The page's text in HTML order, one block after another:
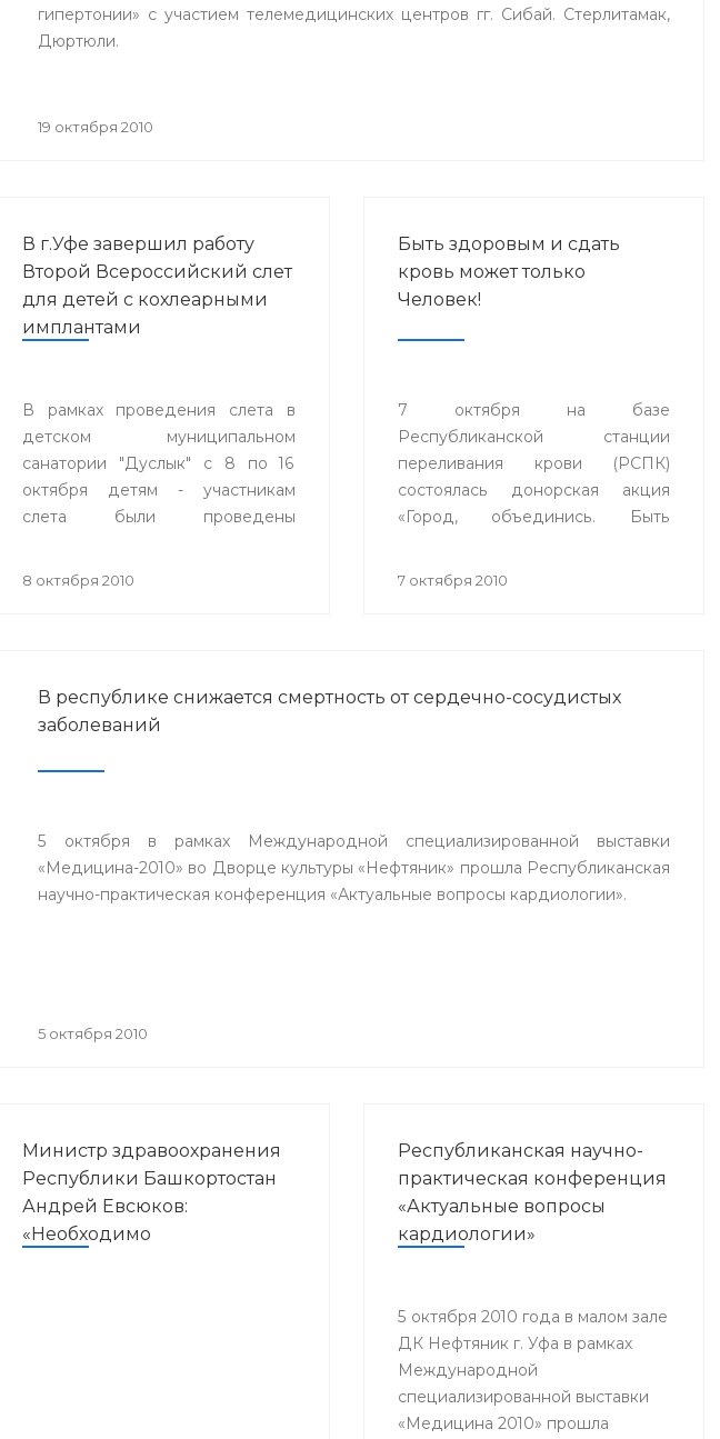
гипертонии» с участием телемедицинских центров гг. Сибай. Стерлитамак,
Дюртюли.
19 октября 2010
В г.Уфе завершил работу
Второй Всероссийский слет
для детей с кохлеарными
имплантами
В рамках проведения слета в
детском муниципальном
санатории "Дуслык" с 8 по 16
октября детям - участникам
слета были проведены
настройки кохлеарных имплантов
оториноларингологии г.Москвы и
Адвенсет Бионикс Европа.
8 октября 2010
Быть здоровым и сдать
кровь может только
Человек!
7 октября на базе
Республиканской станции
переливания крови (РСПК)
состоялась донорская акция
«Город, объединись. Быть
только Человек!».
7 октября 2010
В республике снижается смертность от сердечно-сосудистых
заболеваний
5 октября в рамках Международной специализированной выставки
«Медицина-2010» во Дворце культуры «Нефтяник» прошла Республиканская
научно-практическая конференция «Актуальные вопросы кардиологии».
5 октября 2010
Министр здравоохранения
Республики Башкортостан
Андрей Евсюков:
«Необходимо
Республиканская научно-
практическая конференция
«Актуальные вопросы
кардиологии»
5 октября 2010 года в малом зале
ДК Нефтяник г. Уфа в рамках
Международной
специализированной выставки
«Медицина 2010» прошла